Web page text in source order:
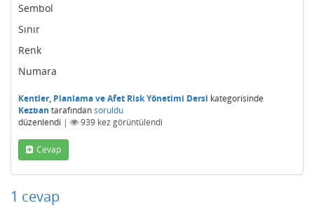
Sembol
Sınır
Renk
Numara
Kentler, Planlama ve Afet Risk Yönetimi Dersi kategorisinde
Kezban tarafındansoruldu
düzenlendi | 939 kez görüntülendi
Cevap
1 cevap